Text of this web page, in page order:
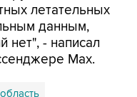
нет", - написал
Max.